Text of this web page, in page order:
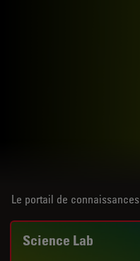
Le portail de connaissances
Science Lab